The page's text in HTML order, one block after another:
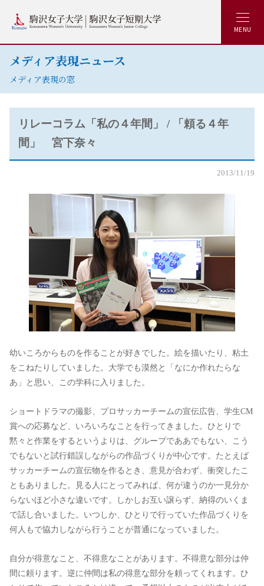
MENU
メディア表現ニュース
メディア表現の窓
リレーコラム「私の４年間」 / 「頼る４年
間」 宮下奈々
2013/11/19
幼いころからものを作ることが好きでした。絵を描いたり、粘土
をこねたりしていました。大学でも漠然と「なにか作れたらな
あ」と思い、この学科に入りました。
ショートドラマの撮影、プロサッカーチームの宣伝広告、学生CM
賞への応募など、いろいろなことを行ってきました。ひとりで
黙々と作業をするというよりは、グループでああでもない、こう
でもないと試行錯誤しながらの作品づくりが中心です。たとえば
サッカーチームの宣伝物を作るとき、意見が合わず、衝突したこ
ともありました。見る人にとってみれば、何が違うのか一見分か
らないほど小さな違いです。しかしお互い譲らず、納得のいくま
で話し合いました。いつしか、ひとりで行っていた作品づくりを
何人もで協力しながら行うことが普通になっていました。
自分が得意なこと、不得意なことがあります。不得意な部分は仲
間に頼ります。逆に仲間は私の得意な部分を頼ってくれます。ひ